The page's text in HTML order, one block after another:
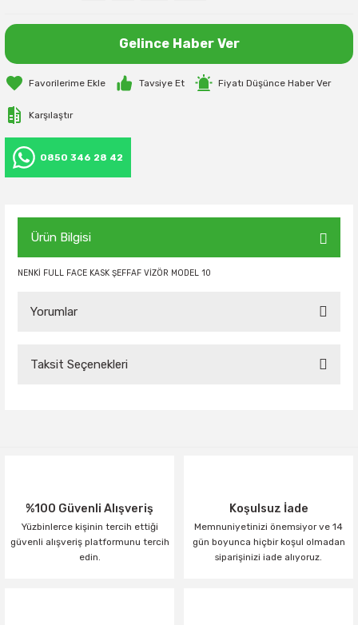
Gelince Haber Ver
Tavsiye Et Fiyatı Düşünce Haber Ver
Karşılaştır
0850 346 28 42
Ürün Bilgisi
NENKİ FULL FACE KASK ŞEFFAF VİZÖR MODEL 10
Yorumlar
Taksit Seçenekleri
%100 Güvenli Alışveriş
Yüzbinlerce kişinin tercih ettiği
güvenli alışveriş platformunu tercih
edin.
Koşulsuz İade
Memnuniyetinizi önemsiyor ve 14
gün boyunca hiçbir koşul olmadan
siparişinizi iade alıyoruz.